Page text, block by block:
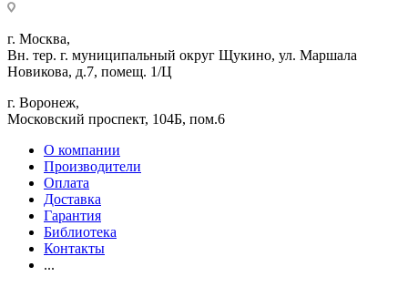
г. Москва,
Вн. тер. г. муниципальный округ Щукино, ул. Маршала
Новикова, д.7, помещ. 1/Ц
г. Воронеж,
​Московский проспект, 104Б, пом.6
О компании
Производители
Оплата
Доставка
Гарантия
Библиотека
Контакты
...